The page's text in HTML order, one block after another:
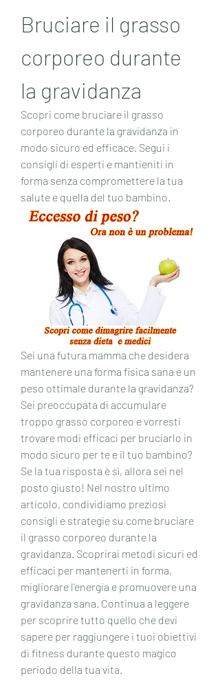
Bruciare il grasso
corporeo durante
la gravidanza
Scopri come bruciare il grasso
corporeo durante la gravidanza in
modo sicuro ed efficace. Segui i
consigli di esperti e mantieniti in
forma senza compromettere la tua
salute e quella del tuo bambino.
Sei una futura mamma che desidera
mantenere una forma fisica sana e un
peso ottimale durante la gravidanza?
Sei preoccupata di accumulare
troppo grasso corporeo e vorresti
trovare modi efficaci per bruciarlo in
modo sicuro per te e il tuo bambino?
Se la tua risposta è sì, allora sei nel
posto giusto! Nel nostro ultimo
articolo, condividiamo preziosi
consigli e strategie su come bruciare
il grasso corporeo durante la
gravidanza. Scoprirai metodi sicuri ed
efficaci per mantenerti in forma,
migliorare l'energia e promuovere una
gravidanza sana. Continua a leggere
per scoprire tutto quello che devi
sapere per raggiungere i tuoi obiettivi
di fitness durante questo magico
periodo della tua vita.